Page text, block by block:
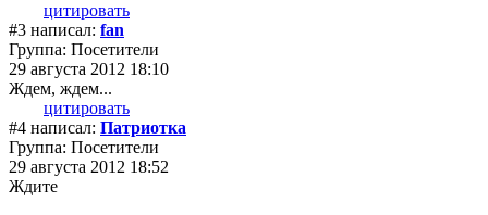
цитировать
#3 написал: fan
Группа: Посетители
29 августа 2012 18:10
Ждем, ждем...
цитировать
#4 написал: Патриотка
Группа: Посетители
29 августа 2012 18:52
Ждите